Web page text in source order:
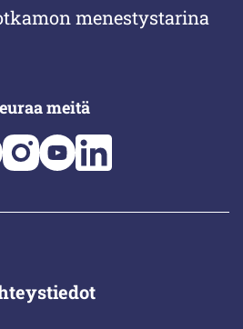
menestystarina
meitä